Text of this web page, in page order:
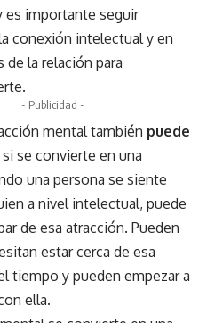
es importante seguir
conexión intelectual y en
la relación para
- Publicidad -
mental también puede
si se convierte en una
una persona se siente
a nivel intelectual, puede
de esa atracción. Pueden
estar cerca de esa
tiempo y pueden empezar a
ella.